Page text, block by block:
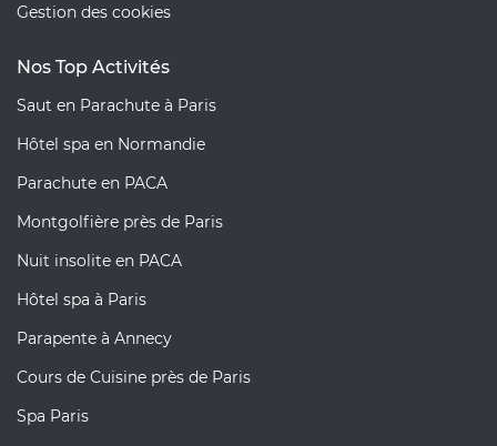
Gestion des cookies
Nos Top Activités
Saut en Parachute à Paris
Hôtel spa en Normandie
Parachute en PACA
Montgolfière près de Paris
Nuit insolite en PACA
Hôtel spa à Paris
Parapente à Annecy
Cours de Cuisine près de Paris
Spa Paris